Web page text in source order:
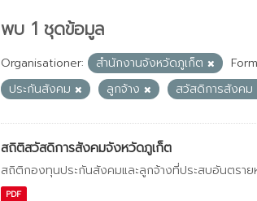
พบ 1 ชุดข้อมูล
Organisationer: สำนักงานจังหวัดภูเก็ต
ประกันสังคม
ลูกจ้าง สวัสดิการสังคม
สถิติสวัสดิการสังคมจังหวัดภูเก็ต
สถิติกองทุนประกันสังคมและลูกจ้างที่ประสบอันตราย
PDF